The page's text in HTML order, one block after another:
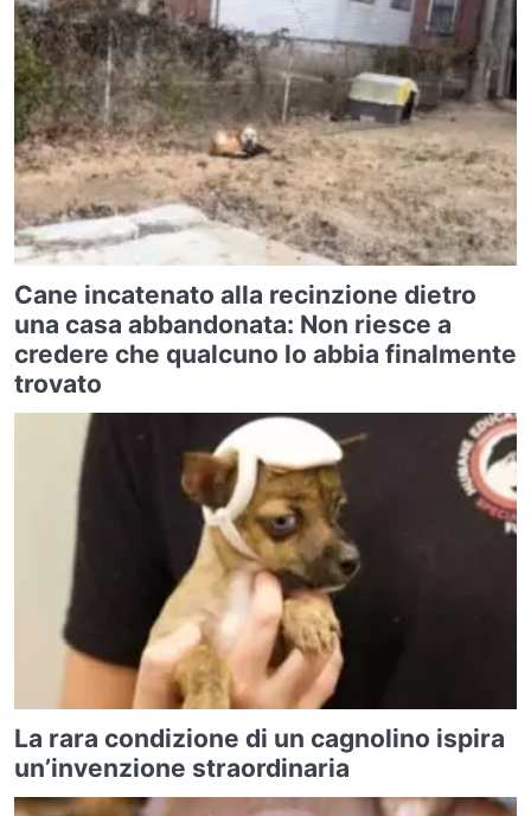
Cane incatenato alla recinzione dietro
una casa abbandonata: Non riesce a
credere che qualcuno lo abbia finalmente
trovato
La rara condizione di un cagnolino ispira
un’invenzione straordinaria